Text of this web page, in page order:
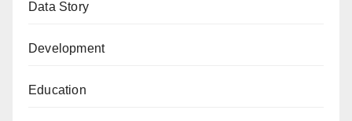
Data Story
Development
Education